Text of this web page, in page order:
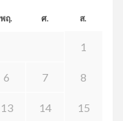
พฤ. ศ. ส.
1
6 7 8
13 14 15